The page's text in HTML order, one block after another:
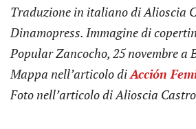
Traduzione in italiano di Alioscia
Dinamopress. Immagine di
Popular Zancocho, 25 novembre a
Mappa nell’articolo diAcción
Foto nell’articolo di Alioscia